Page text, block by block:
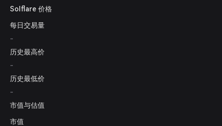
Solflare 价格
每日交易量
-
历史最高价
-
历史最低价
-
市值与估值
市值